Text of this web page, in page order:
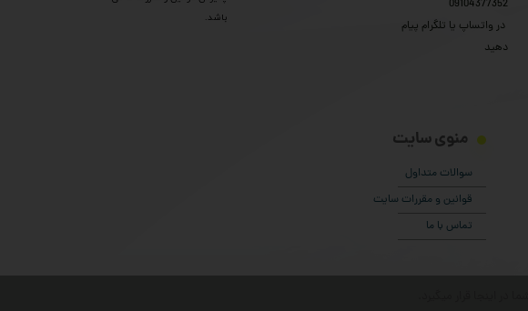
منوی سایت
سوالات متداول
قوانین و مقررات سایت
تماس با ما
09104377352
​​​​​​​ در واتساپ یا تلگرام پیام
دهید
باشد.